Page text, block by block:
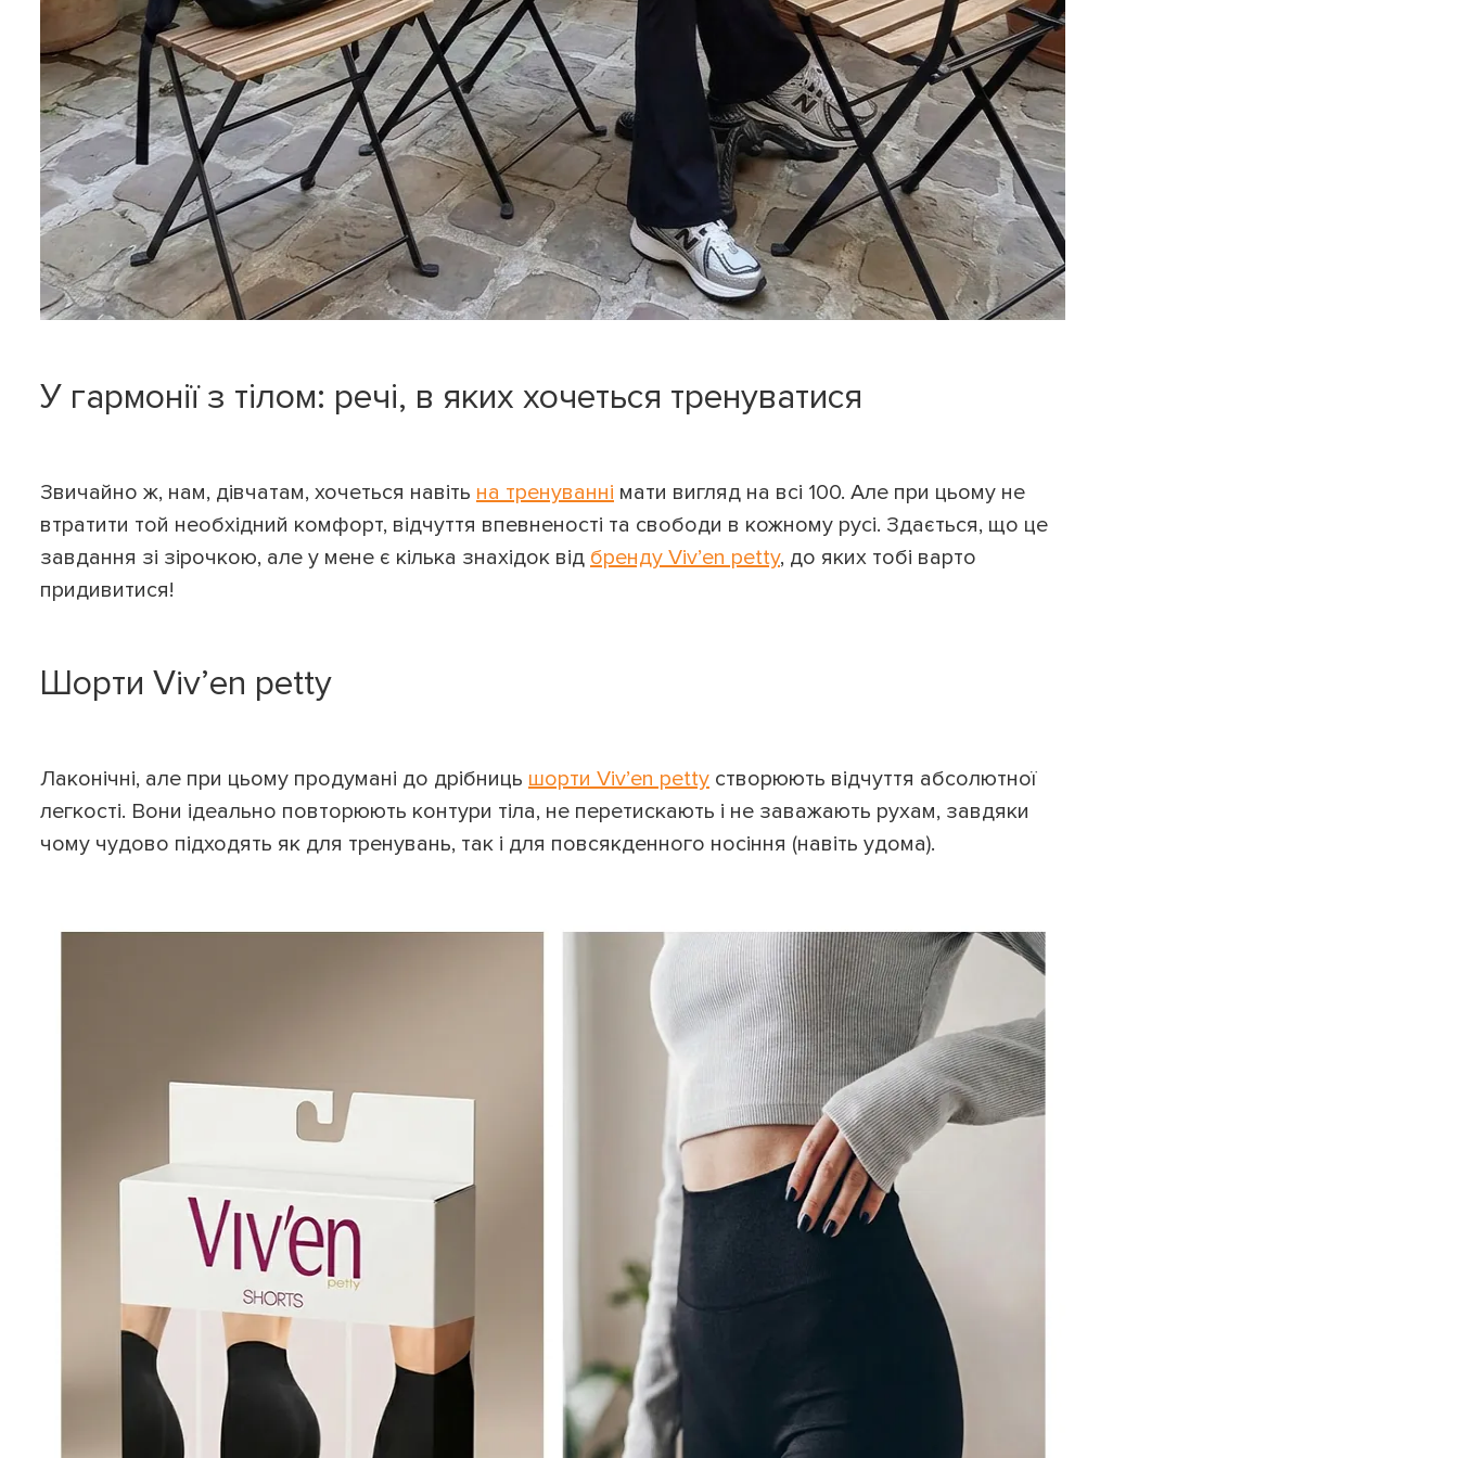
У гармонії з тілом: речі, в яких хочеться тренуватися
Звичайно ж, нам, дівчатам, хочеться навіть на тренуванні мати вигляд на всі 100. Але при цьому не
втратити той необхідний комфорт, відчуття впевненості та свободи в кожному русі. Здається, що це
завдання зі зірочкою, але у мене є кілька знахідок від бренду Viv’en petty, до яких тобі варто
придивитися!
Шорти Viv’en petty
Лаконічні, але при цьому продумані до дрібниць шорти Viv’en petty створюють відчуття абсолютної
легкості. Вони ідеально повторюють контури тіла, не перетискають і не заважають рухам, завдяки
чому чудово підходять як для тренувань, так і для повсякденного носіння (навіть удома).
ПОВЕРНУТИСЯ ДО БЛОГУ ПОВЕРНУТИСЯ ПЕРЕРАХУВАТИ